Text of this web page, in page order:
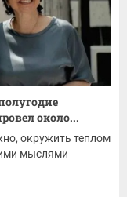
около...
окружить теплом
мыслями